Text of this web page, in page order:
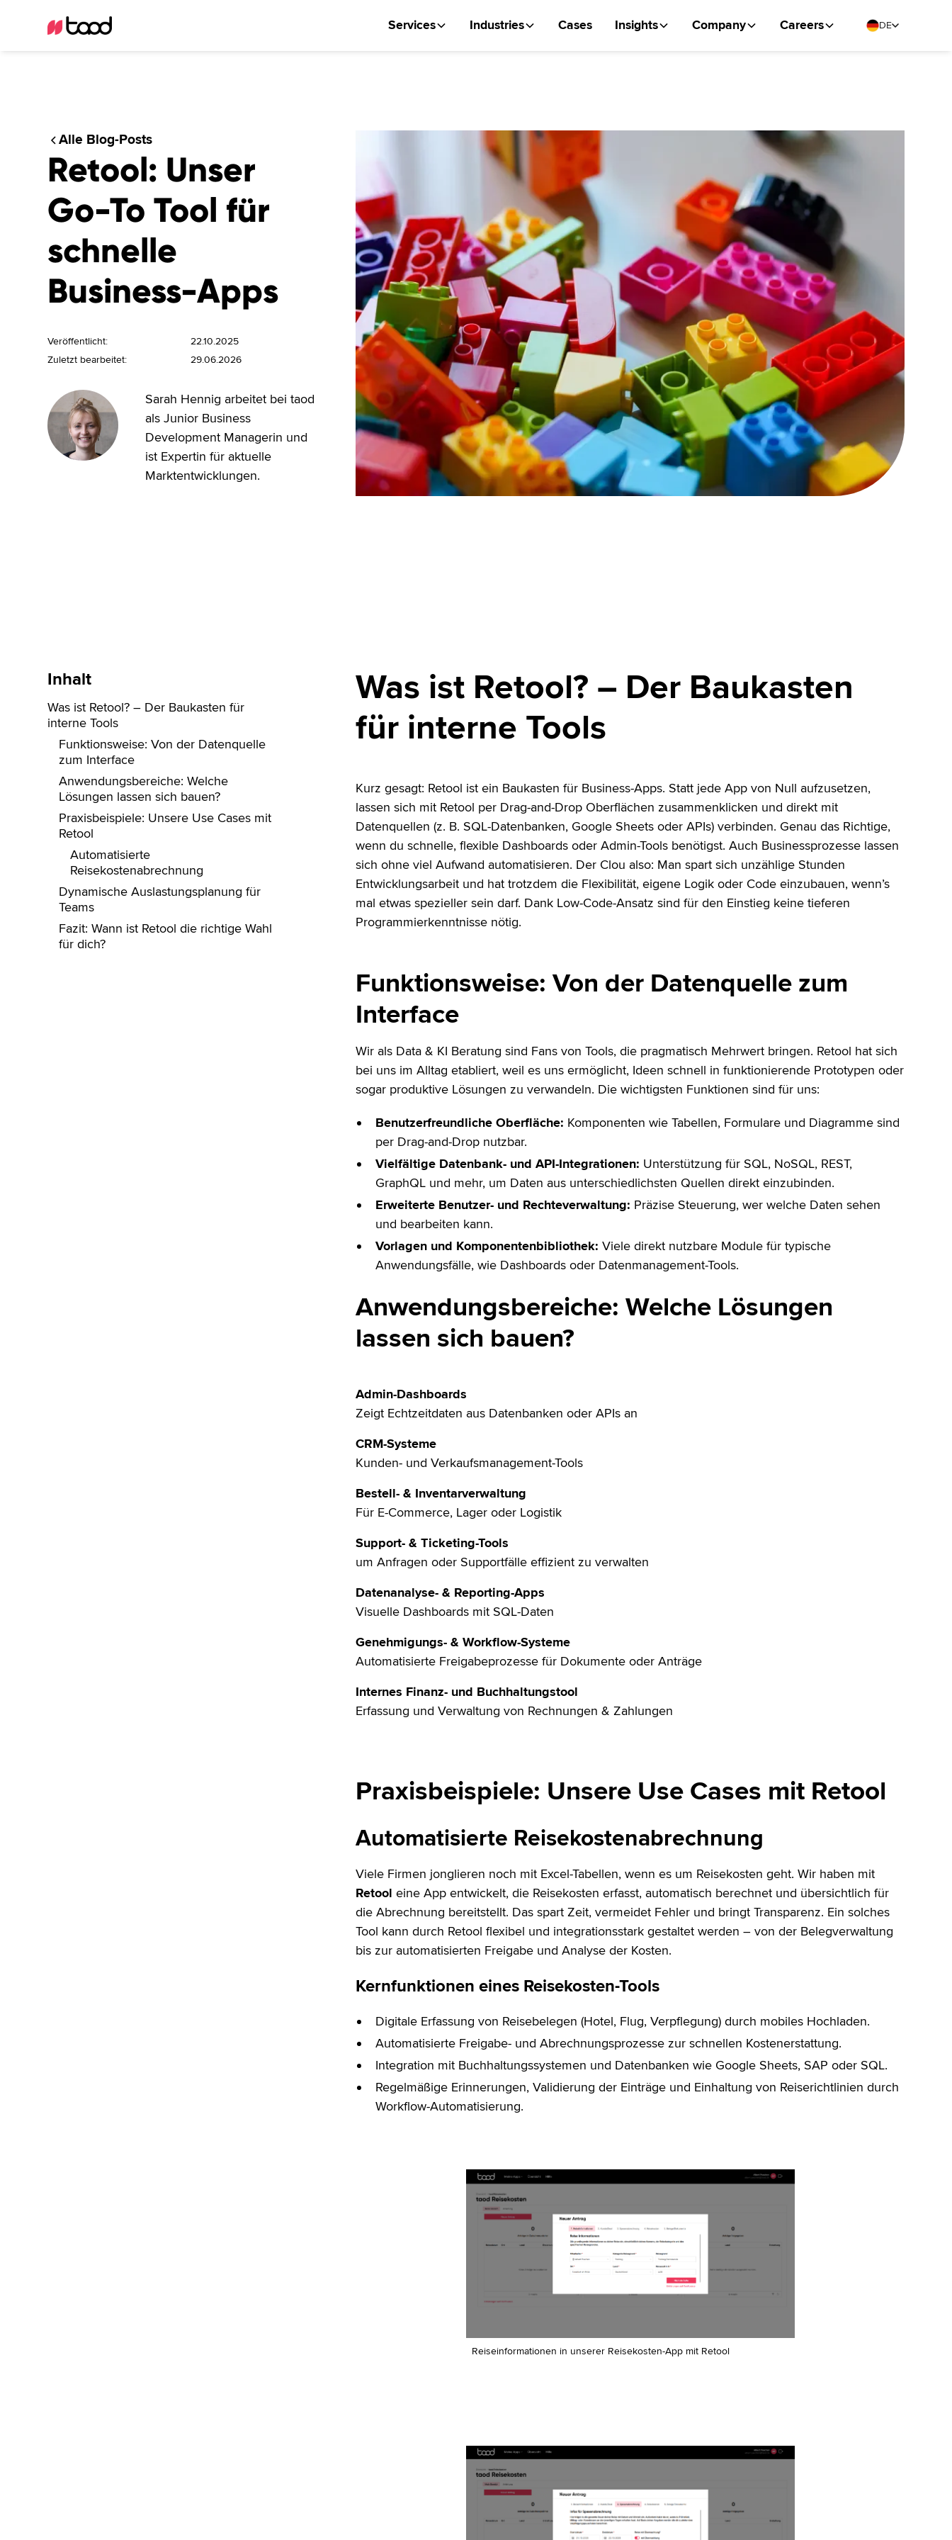
Services Industries Cases Insights Company Careers DE
Alle Blog-Posts
Retool: Unser
Go-To Tool für
schnelle
Business-Apps
Veröffentlicht:
22.10.2025
Zuletzt bearbeitet:
29.06.2026
Sarah Hennig arbeitet bei taod
als Junior Business
Development Managerin und
ist Expertin für aktuelle
Marktentwicklungen.
Inhalt
Was ist Retool? – Der Baukasten für
interne Tools
Funktionsweise: Von der Datenquelle
zum Interface
Anwendungsbereiche: Welche
Lösungen lassen sich bauen?
Praxisbeispiele: Unsere Use Cases mit
Retool
Automatisierte
Reisekostenabrechnung
Dynamische Auslastungsplanung für
Teams
Fazit: Wann ist Retool die richtige Wahl
für dich?
Was ist Retool? – Der Baukasten
für interne Tools
Kurz gesagt: Retool ist ein Baukasten für Business-Apps. Statt jede App von Null aufzusetzen,
lassen sich mit Retool per Drag-and-Drop Oberflächen zusammenklicken und direkt mit
Datenquellen (z. B. SQL-Datenbanken, Google Sheets oder APIs) verbinden. Genau das Richtige,
wenn du schnelle, flexible Dashboards oder Admin-Tools benötigst. Auch Businessprozesse lassen
sich ohne viel Aufwand automatisieren. Der Clou also: Man spart sich unzählige Stunden
Entwicklungsarbeit und hat trotzdem die Flexibilität, eigene Logik oder Code einzubauen, wenn’s
mal etwas spezieller sein darf. Dank Low-Code-Ansatz sind für den Einstieg keine tieferen
Programmierkenntnisse nötig.
Funktionsweise: Von der Datenquelle zum
Interface
Wir als Data & KI Beratung sind Fans von Tools, die pragmatisch Mehrwert bringen. Retool hat sich
bei uns im Alltag etabliert, weil es uns ermöglicht, Ideen schnell in funktionierende Prototypen oder
sogar produktive Lösungen zu verwandeln. Die wichtigsten Funktionen sind für uns:
Benutzerfreundliche Oberfläche: Komponenten wie Tabellen, Formulare und Diagramme sind
per Drag-and-Drop nutzbar.
Vielfältige Datenbank- und API-Integrationen: Unterstützung für SQL, NoSQL, REST,
GraphQL und mehr, um Daten aus unterschiedlichsten Quellen direkt einzubinden.
Erweiterte Benutzer- und Rechteverwaltung: Präzise Steuerung, wer welche Daten sehen
und bearbeiten kann.
Vorlagen und Komponentenbibliothek: Viele direkt nutzbare Module für typische
Anwendungsfälle, wie Dashboards oder Datenmanagement-Tools.
Anwendungsbereiche: Welche Lösungen
lassen sich bauen?
Admin-Dashboards
Zeigt Echtzeitdaten aus Datenbanken oder APIs an
CRM-Systeme
Kunden- und Verkaufsmanagement-Tools
Bestell- & Inventarverwaltung
Für E-Commerce, Lager oder Logistik
Support- & Ticketing-Tools
um Anfragen oder Supportfälle effizient zu verwalten
Datenanalyse- & Reporting-Apps
Visuelle Dashboards mit SQL-Daten
Genehmigungs- & Workflow-Systeme
Automatisierte Freigabeprozesse für Dokumente oder Anträge
Internes Finanz- und Buchhaltungstool
Erfassung und Verwaltung von Rechnungen & Zahlungen
Praxisbeispiele: Unsere Use Cases mit Retool
Automatisierte Reisekostenabrechnung
Viele Firmen jonglieren noch mit Excel-Tabellen, wenn es um Reisekosten geht. Wir haben mit
Retool eine App entwickelt, die Reisekosten erfasst, automatisch berechnet und übersichtlich für
die Abrechnung bereitstellt. Das spart Zeit, vermeidet Fehler und bringt Transparenz. Ein solches
Tool kann durch Retool flexibel und integrationsstark gestaltet werden – von der Belegverwaltung
bis zur automatisierten Freigabe und Analyse der Kosten.
Kernfunktionen eines Reisekosten-Tools
Digitale Erfassung von Reisebelegen (Hotel, Flug, Verpflegung) durch mobiles Hochladen.
Automatisierte Freigabe- und Abrechnungsprozesse zur schnellen Kostenerstattung.
Integration mit Buchhaltungssystemen und Datenbanken wie Google Sheets, SAP oder SQL.
Regelmäßige Erinnerungen, Validierung der Einträge und Einhaltung von Reiserichtlinien durch
Workflow-Automatisierung.
Reiseinformationen in unserer Reisekosten-App mit Retool